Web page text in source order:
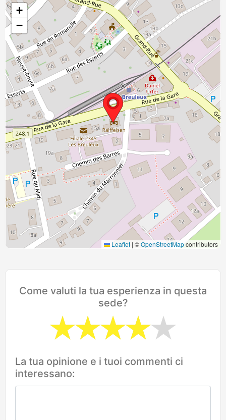
+
−
Leaflet | ©OpenStreetMapcontributors
Come valuti la tua esperienza in questa
sede?
La tua opinione e i tuoi commenti ci
interessano: